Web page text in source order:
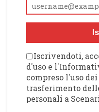
Iscrivendoti,
d'uso e
compreso l'uso
trasferimento
personali a